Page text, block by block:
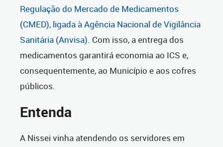
Regulação do Mercado de Medicamentos
(CMED), ligada à Agência Nacional de Vigilância
Sanitária (Anvisa). Com isso, a entrega dos
medicamentos garantirá economia ao ICS e,
consequentemente, ao Município e aos cofres
públicos.
Entenda
A Nissei vinha atendendo os servidores em